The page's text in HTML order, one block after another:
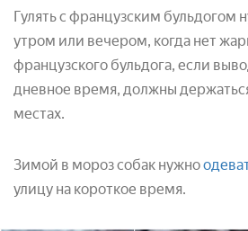
Гулять с французским бульдогом
утром или вечером, когда нет
французского бульдога, если
дневное время, должны
местах.
Зимой в мороз собак нужно
улицу на короткое время.